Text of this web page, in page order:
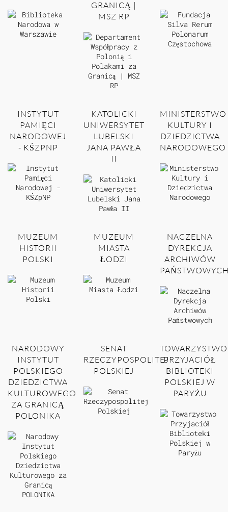
GRANICĄ |
MSZ RP
INSTYTUT
PAMIĘCI
NARODOWEJ
- KŚZPNP
KATOLICKI
UNIWERSYTET
LUBELSKI
JANA PAWŁA
II
MINISTERSTWO
KULTURY I
DZIEDZICTWA
NARODOWEGO
MUZEUM
HISTORII
POLSKI
MUZEUM
MIASTA
ŁODZI
NACZELNA
DYREKCJA
ARCHIWÓW
NARODOWY
INSTYTUT
POLSKIEGO
DZIEDZICTWA
KULTUROWEGO
ZA GRANICĄ
POLONIKA
SENAT
RZECZYPOSPOLITEJ
POLSKIEJ
TOWARZYSTWO
PRZYJACIÓŁ
BIBLIOTEKI
POLSKIEJ W
PARYŻU